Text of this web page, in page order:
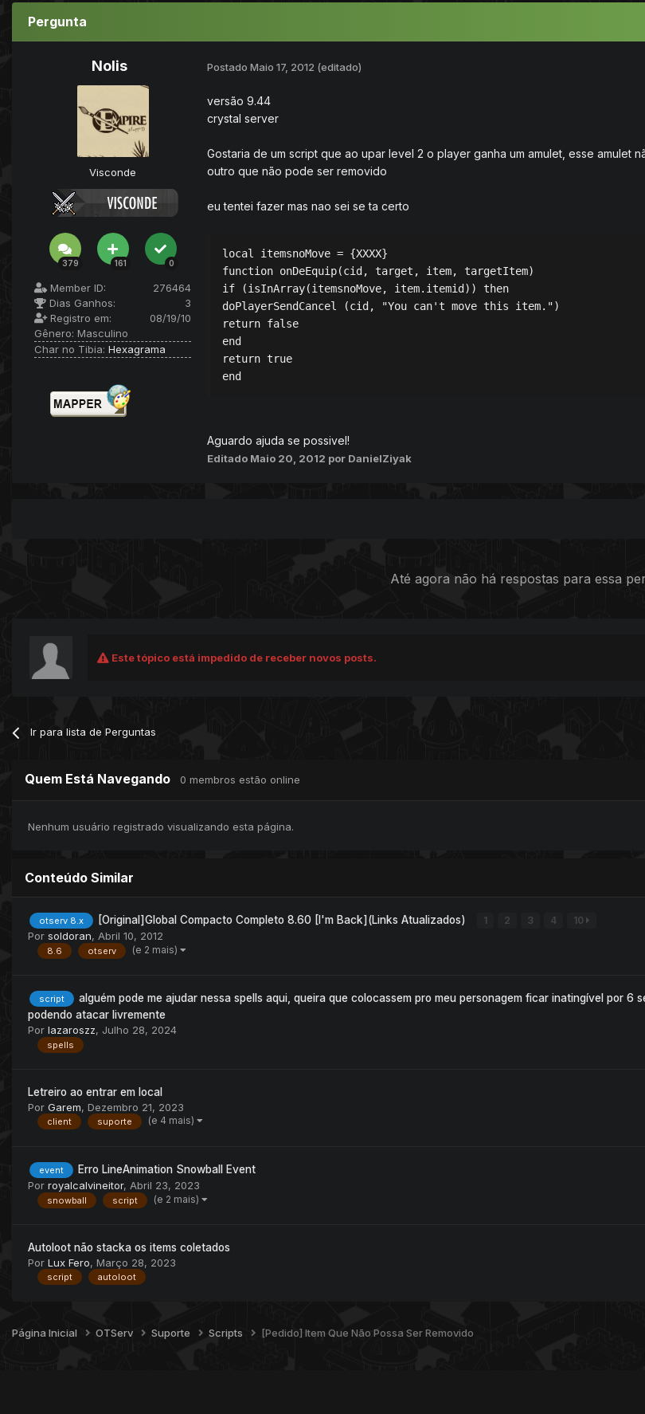
Pergunta
Nolis
Visconde
379 161 0
Member ID:
276464
Dias Ganhos:
3
Registro em:
08/19/10
Gênero: Masculino
Char no Tibia: Hexagrama
Postado Maio 17, 2012 (editado)
versão 9.44
crystal server
Gostaria de um script que ao upar level 2 o player ganha um amulet, esse
outro que não pode ser removido
eu tentei fazer mas nao sei se ta certo
local itemsnoMove = {XXXX}
function onDeEquip(cid, target, item, targetItem)
if (isInArray(itemsnoMove, item.itemid)) then
doPlayerSendCancel (cid, "You can't move this item.")
return false
end
return true
Aguardo ajuda se possivel!
Editado Maio 20, 2012 por DanielZiyak
Até agora não há respostas para essa
Este tópico está impedido de receber novos posts.
Ir para lista de Perguntas
Quem Está Navegando 0 membros estão online
Nenhum usuário registrado visualizando esta página.
Conteúdo Similar
otserv 8.x [Original]Global Compacto Completo 8.60 [I'm Back](Links Atualizados) 1 2 3 4 10
Por soldoran, Abril 10, 2012
8.6 otserv (e 2 mais)
script
alguém pode me ajudar nessa spells aqui, queira que colocassem pro meu personagem ficar inatingível por 6
podendo atacar livremente
Por lazaroszz, Julho 28, 2024
spells
Letreiro ao entrar em local
Por Garem, Dezembro 21, 2023
client suporte (e 4 mais)
event
Erro LineAnimation Snowball Event
Por royalcalvineitor, Abril 23, 2023
snowball script (e 2 mais)
Autoloot não stacka os items coletados
Por Lux Fero, Março 28, 2023
script autoloot
Página Inicial OTServ Suporte Scripts [Pedido] Item Que Não Possa Ser Removido